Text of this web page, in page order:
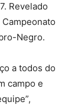
Revelado
Negro.
a todos do
campo e